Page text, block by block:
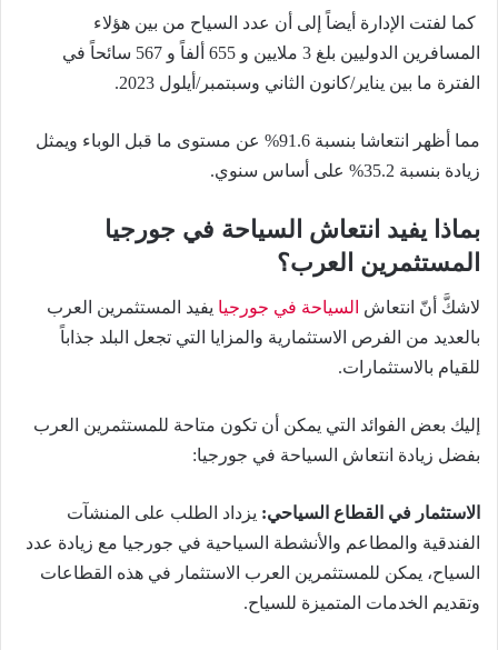
كما لفتت الإدارة أيضاً إلى أن عدد السياح من بين هؤلاء
المسافرين الدوليين بلغ 3 ملايين و 655 ألفاً و 567 سائحاً في
الفترة ما بين يناير/كانون الثاني وسبتمبر/أيلول 2023.
مما أظهر انتعاشا بنسبة 91.6% عن مستوى ما قبل الوباء ويمثل
زيادة بنسبة 35.2% على أساس سنوي.
بماذا يفيد انتعاش السياحة في جورجيا
المستثمرين العرب؟
لاشكَّ أنّ انتعاش السياحة في جورجيا يفيد المستثمرين العرب
بالعديد من الفرص الاستثمارية والمزايا التي تجعل البلد جذاباً
للقيام بالاستثمارات.
إليك بعض الفوائد التي يمكن أن تكون متاحة للمستثمرين العرب
بفضل زيادة انتعاش السياحة في جورجيا:
الاستثمار في القطاع السياحي: يزداد الطلب على المنشآت
الفندقية والمطاعم والأنشطة السياحية في جورجيا مع زيادة عدد
السياح، يمكن للمستثمرين العرب الاستثمار في هذه القطاعات
وتقديم الخدمات المتميزة للسياح.